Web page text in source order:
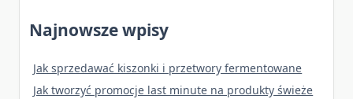
Najnowsze wpisy
Jak sprzedawać kiszonki i przetwory fermentowane
Jak tworzyć promocje last minute na produkty świeże